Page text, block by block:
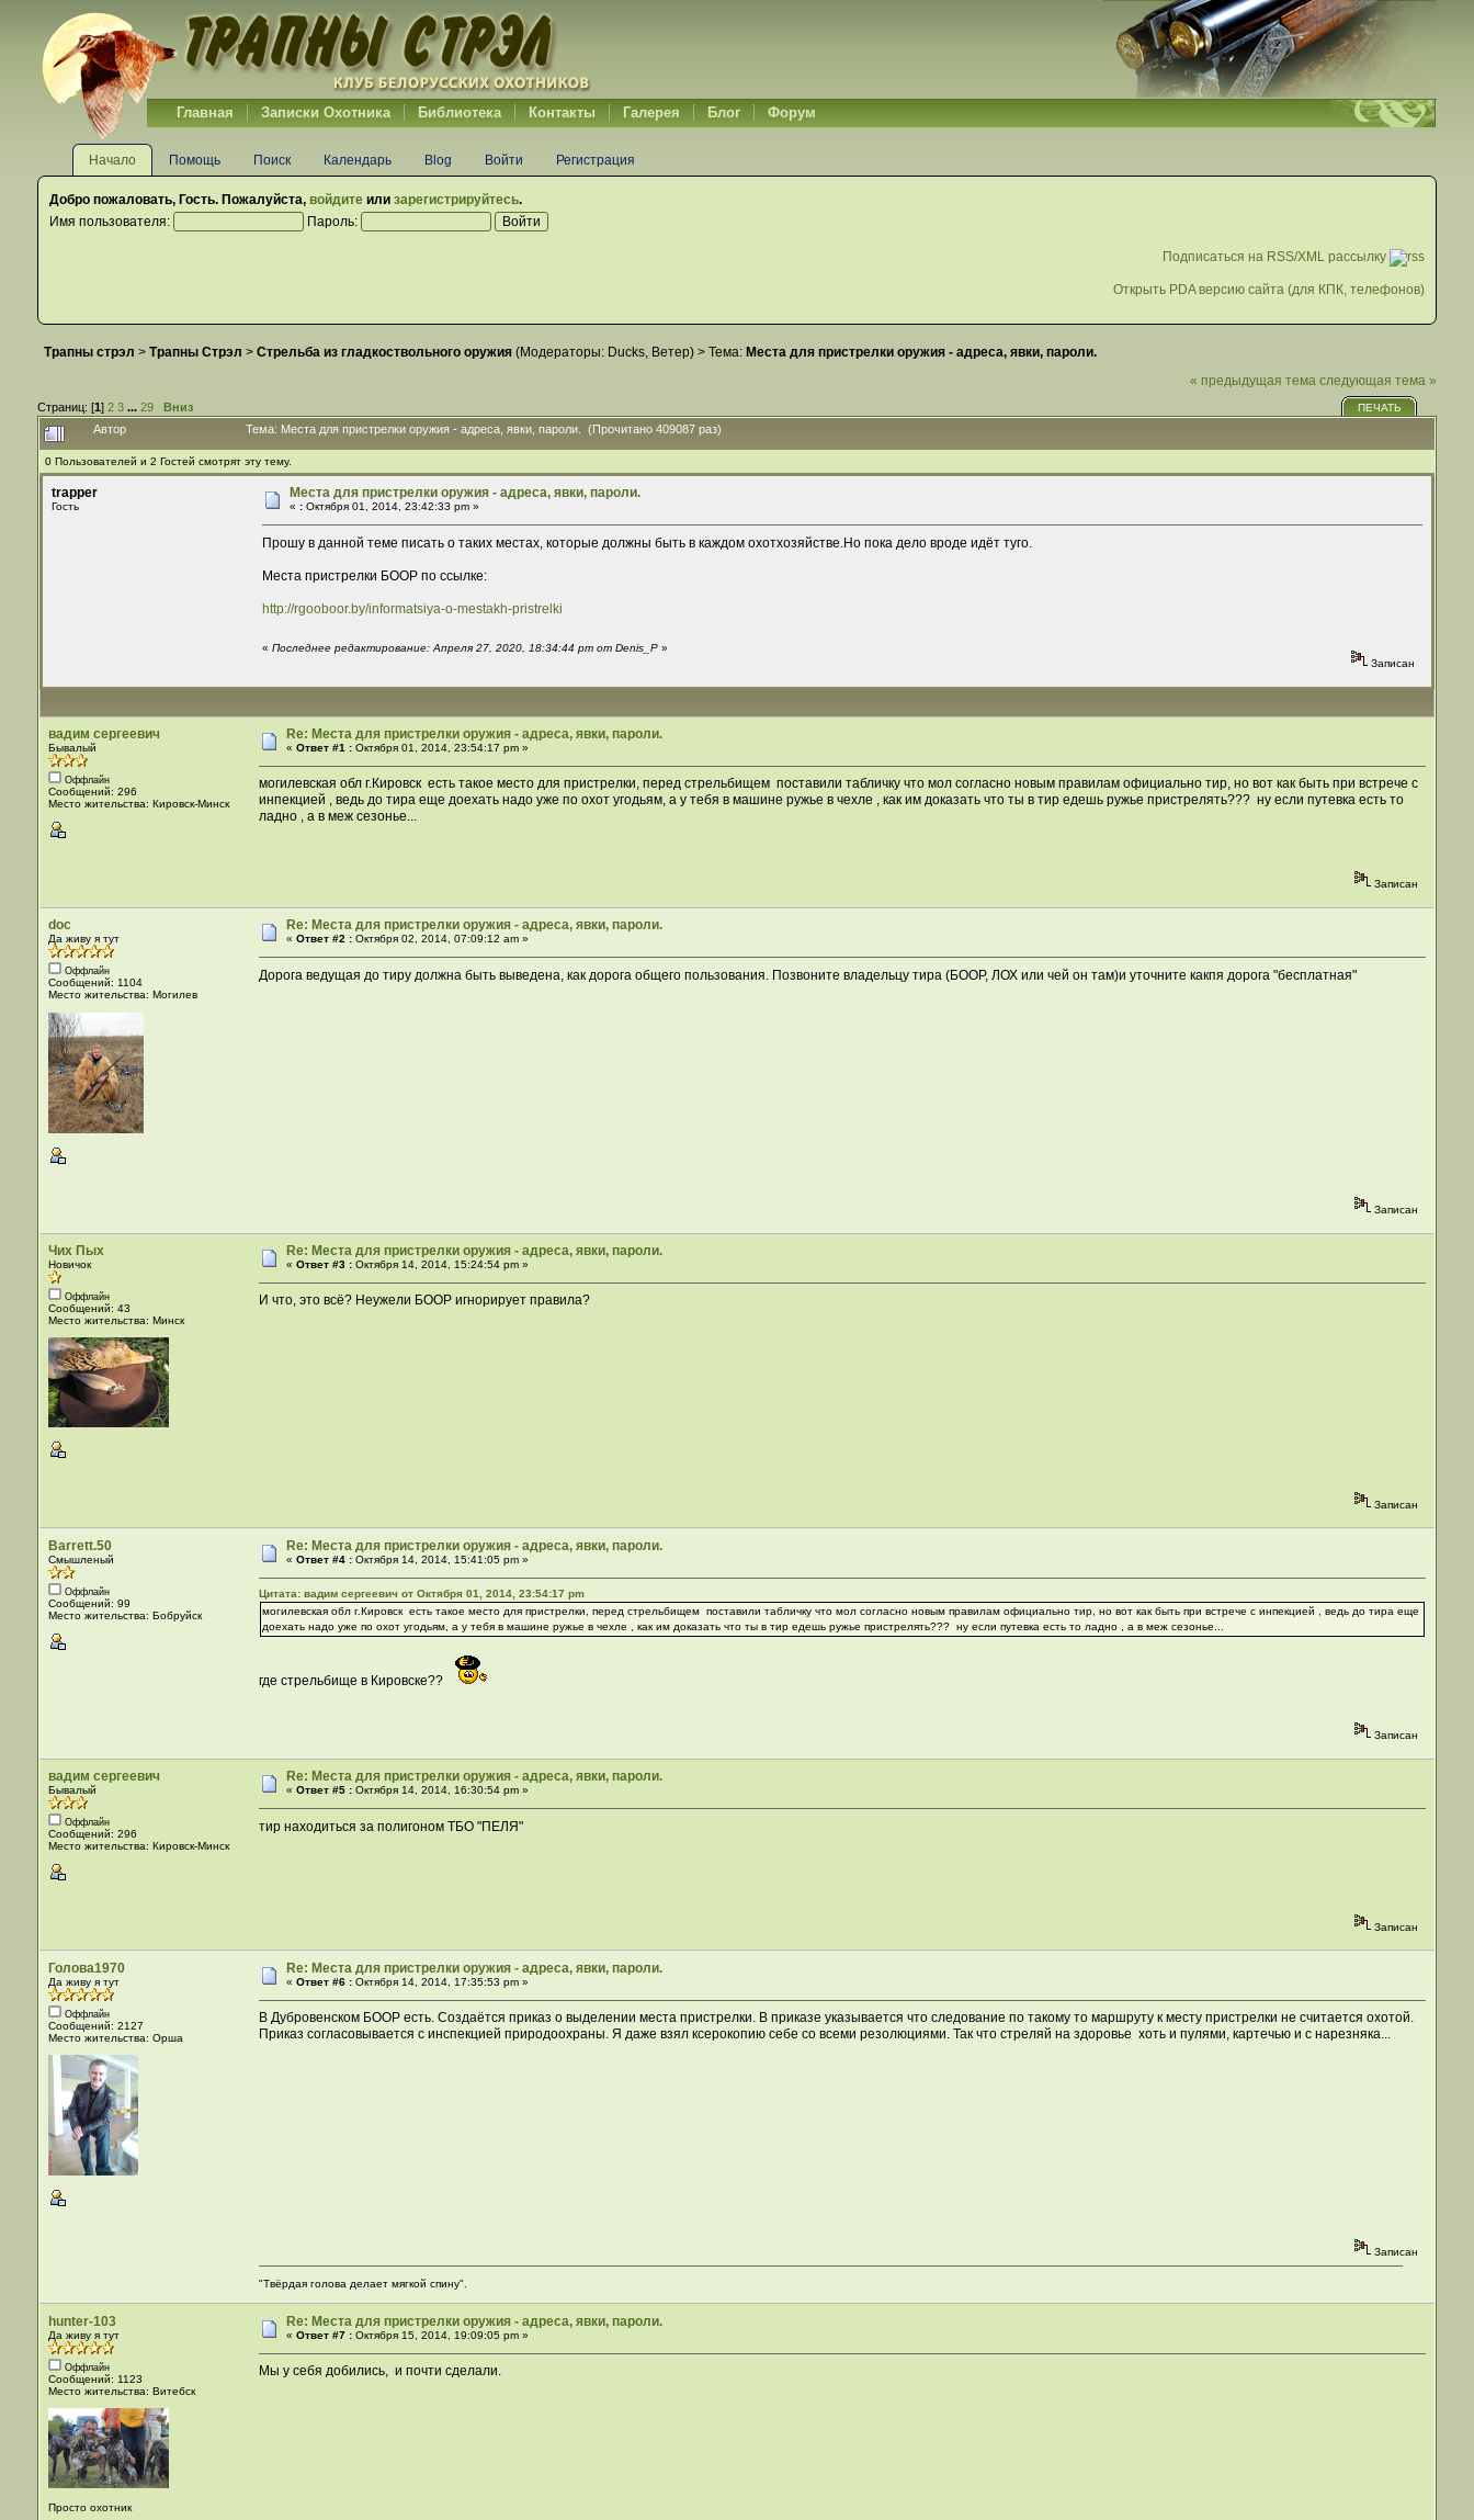
Главная Записки Охотника Библиотека Контакты Галерея Блог Форум
Начало Помощь Поиск Календарь Blog Войти Регистрация
Добро пожаловать, Гость. Пожалуйста, войдитеили зарегистрируйтесь.
Имя пользователя:
Пароль:
Подписаться на RSS/XML рассылку
Открыть PDA версию сайта (для КПК, телефонов)
Трапны стрэл > Трапны Стрэл > Стрельба из гладкоствольного оружия(Модераторы: Ducks, Ветер) > Тема: Места для пристрелки оружия - адреса, явки, пароли.
« предыдущая тема следующая тема »
Страниц: [1] 2 3 ... 29 Вниз ПЕЧАТЬ
Автор Тема: Места для пристрелки оружия - адреса, явки, пароли. (Прочитано 409087 раз)
0 Пользователей и 2 Гостей смотрят эту тему.
trapper
Гость
Места для пристрелки оружия - адреса, явки, пароли.
« :Октября 01, 2014, 23:42:33 pm »
Прошу в данной теме писать о таких местах, которые должны быть в каждом охотхозяйстве.Но пока дело вроде идёт туго.
Места пристрелки БООР по ссылке:
http://rgooboor.by/informatsiya-o-mestakh-pristrelki
« Последнее редактирование: Апреля 27, 2020, 18:34:44 pm от Denis_P»
Записан
вадим сергеевич
Бывалый
Оффлайн
Сообщений: 296
Место жительства: Кировск-Минск
Re: Места для пристрелки оружия - адреса, явки, пароли.
« Ответ #1 :Октября 01, 2014, 23:54:17 pm »
могилевская обл г.Кировск есть такое место для пристрелки, перед стрельбищем поставили табличку что мол согласно новым правилам официально тир, но вот как быть при встрече с
инпекцией , ведь до тира еще доехать надо уже по охот угодьям, а у тебя в машине ружье в чехле , как им доказать что ты в тир едешь ружье пристрелять??? ну если путевка есть то
ладно , а в меж сезонье...
Записан
doc
Да живу я тут
Оффлайн
Сообщений: 1104
Место жительства: Могилев
Re: Места для пристрелки оружия - адреса, явки, пароли.
« Ответ #2 :Октября 02, 2014, 07:09:12 am »
Дорога ведущая до тиру должна быть выведена, как дорога общего пользования. Позвоните владельцу тира (БООР, ЛОХ или чей он там)и уточните какпя дорога "бесплатная"
Записан
Чих Пых
Новичок
Оффлайн
Сообщений: 43
Место жительства: Минск
Re: Места для пристрелки оружия - адреса, явки, пароли.
« Ответ #3 :Октября 14, 2014, 15:24:54 pm »
И что, это всё? Неужели БООР игнорирует правила?
Записан
Barrett.50
Смышленый
Оффлайн
Сообщений: 99
Место жительства: Бобруйск
Re: Места для пристрелки оружия - адреса, явки, пароли.
« Ответ #4 :Октября 14, 2014, 15:41:05 pm »
Цитата: вадим сергеевич от Октября 01, 2014, 23:54:17 pm
могилевская обл г.Кировск есть такое место для пристрелки, перед стрельбищем поставили табличку что мол согласно новым правилам официально тир, но вот как быть при встрече с инпекцией , ведь до тира еще
доехать надо уже по охот угодьям, а у тебя в машине ружье в чехле , как им доказать что ты в тир едешь ружье пристрелять??? ну если путевка есть то ладно , а в меж сезонье...
где стрельбище в Кировске??
Записан
вадим сергеевич
Бывалый
Оффлайн
Сообщений: 296
Место жительства: Кировск-Минск
Re: Места для пристрелки оружия - адреса, явки, пароли.
« Ответ #5 :Октября 14, 2014, 16:30:54 pm »
тир находиться за полигоном ТБО "ПЕЛЯ"
Записан
Голова1970
Да живу я тут
Оффлайн
Сообщений: 2127
Место жительства: Орша
Re: Места для пристрелки оружия - адреса, явки, пароли.
« Ответ #6 :Октября 14, 2014, 17:35:53 pm »
В Дубровенском БООР есть. Создаётся приказ о выделении места пристрелки. В приказе указывается что следование по такому то маршруту к месту пристрелки не считается охотой.
Приказ согласовывается с инспекцией природоохраны. Я даже взял ксерокопию себе со всеми резолюциями. Так что стреляй на здоровье хоть и пулями, картечью и с нарезняка...
Записан
"Твёрдая голова делает мягкой спину".
hunter-103
Да живу я тут
Оффлайн
Сообщений: 1123
Место жительства: Витебск
Просто охотник
Re: Места для пристрелки оружия - адреса, явки, пароли.
« Ответ #7 :Октября 15, 2014, 19:09:05 pm »
Мы у себя добились, и почти сделали.